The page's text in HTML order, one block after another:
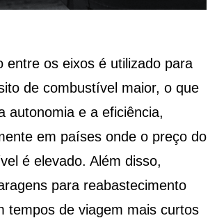
entre os eixos é utilizado para
de combustível maior, o que
autonomia e a eficiência,
em países onde o preço do
é elevado. Além disso,
para reabastecimento
tempos de viagem mais curtos